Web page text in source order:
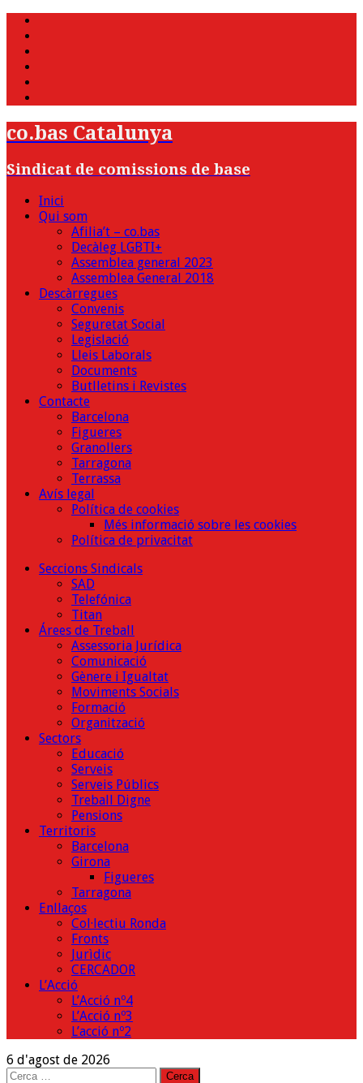
co.bas Catalunya
Sindicat de comissions de base
Inici
Qui som
Afilia’t – co.bas
Decàleg LGBTI+
Assemblea general 2023
Assemblea General 2018
Descàrregues
Convenis
Seguretat Social
Legislació
Lleis Laborals
Documents
Butlletins i Revistes
Contacte
Barcelona
Figueres
Granollers
Tarragona
Terrassa
Avís legal
Política de cookies
Més informació sobre les cookies
Política de privacitat
Seccions Sindicals
SAD
Telefónica
Titan
Árees de Treball
Assessoria Jurídica
Comunicació
Gènere i Igualtat
Moviments Socials
Formació
Organització
Sectors
Educació
Serveis
Serveis Públics
Treball Digne
Pensions
Territoris
Barcelona
Girona
Figueres
Tarragona
Enllaços
Col·lectiu Ronda
Fronts
Jurìdic
CERCADOR
L’Acció
L’Acció nº4
L’Acció nº3
L’acció nº2
6 d'agost de 2026
Cerca: